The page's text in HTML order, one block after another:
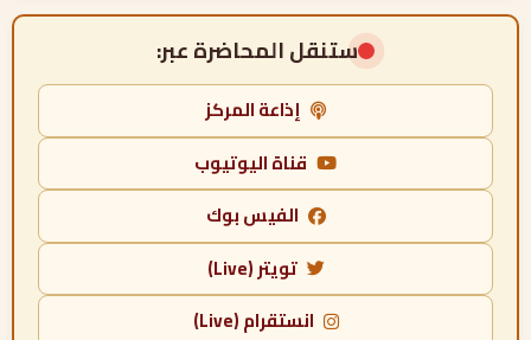
ستنقل المحاضرة عبر:
إذاعة المركز
قناة اليوتيوب
الفيس بوك
تويتر (Live)
انستقرام (Live)